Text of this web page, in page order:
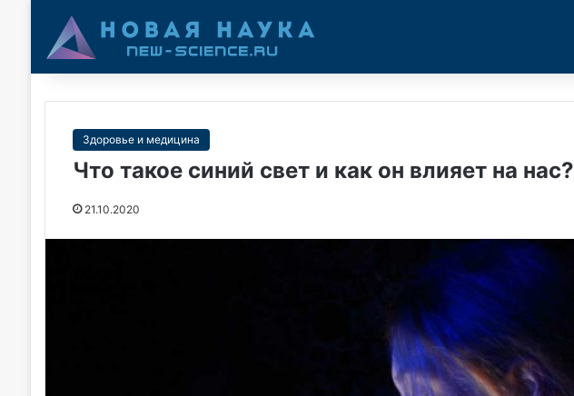
Здоровье и медицина
Что такое синий свет и как он влияет на нас?
21.10.2020